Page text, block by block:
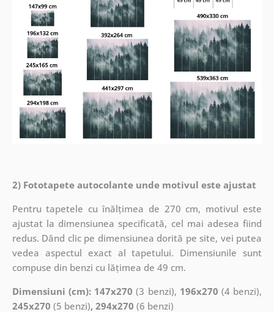
2) Fototapete autocolante unde motivul este ajustat
Pentru tapetele cu înălțimea de 270 cm, motivul este
ajustat la dimensiunea specificată, cel mai adesea fiind
redus. Dând clic pe dimensiunea dorită pe site, vei putea
vedea aspectul exact al tapetului. Dimensiunile sunt
compuse din benzi cu lățimea de 49 cm.
Dimensiuni (cm): 147x270 (3 benzi), 196x270 (4 benzi),
245x270 (5 benzi), 294x270 (6 benzi)